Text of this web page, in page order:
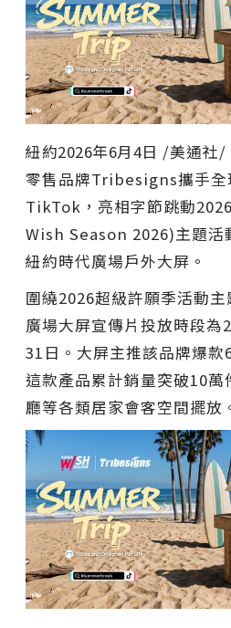
紐約2026年6月4日 /美通社/
零售品牌Tribesigns攜手全
TikTok，亮相字節跳動
Wish Season 2026)主題活
紐約時代廣場戶外大屏。
圍繞2026超級許願季活動
廣場大屏宣傳片投放時段為
31日。大屏主推該品牌爆款
這款產品累計銷量突破10
廳等各類居家會客空間擺放